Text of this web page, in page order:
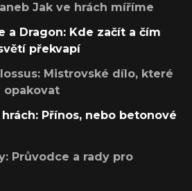
Jak ve hrách míříme
a Dragon: Kde začít a čím
překvapí
Mistrovské dílo, které
opakovat
Přínos, nebo betonové
Průvodce a rady pro